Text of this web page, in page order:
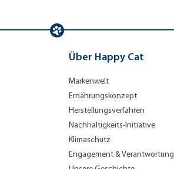
Über Happy Cat
Markenwelt
Ernährungskonzept
Herstellungsverfahren
Nachhaltigkeits-Initiative
Klimaschutz
Engagement & Verantwortung